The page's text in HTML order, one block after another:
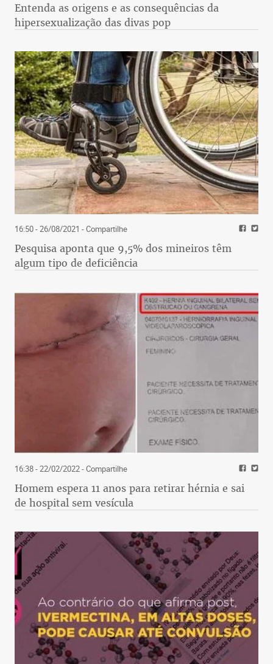
Entenda as origens e as consequências da
hipersexualização das divas pop
16:50 - 26/08/2021 - Compartilhe
Pesquisa aponta que 9,5% dos mineiros têm
algum tipo de deficiência
16:38 - 22/02/2022- Compartilhe
Homem espera 11 anos para retirar hérnia e sai
de hospital sem vesícula